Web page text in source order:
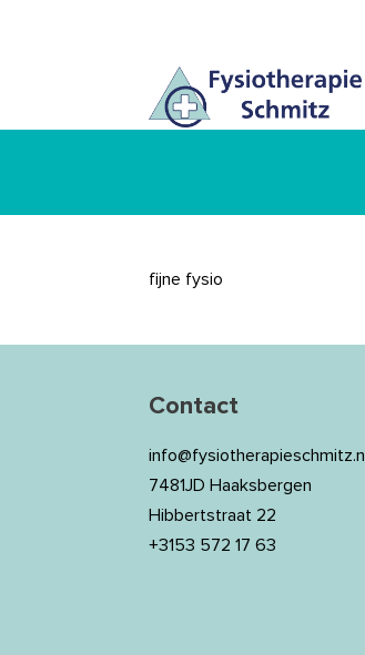
fijne fysio
Contact
info@fysiotherapieschmitz.nl
7481JD Haaksbergen
Hibbertstraat 22
+3153 572 17 63